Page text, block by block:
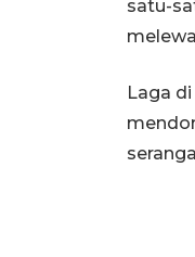
satu-
Laga